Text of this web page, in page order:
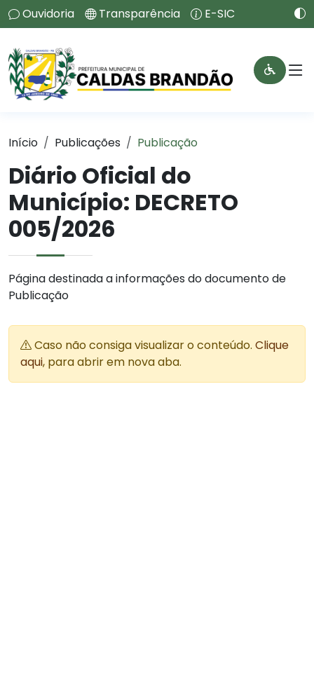
Ouvidoria Transparência E-SIC
Início Publicações Publicação
Diário Oficial do
Município: DECRETO
005/2026
Página destinada a informações do documento de
Publicação
Caso não consiga visualizar o conteúdo. Clique
aqui, para abrir em nova aba.